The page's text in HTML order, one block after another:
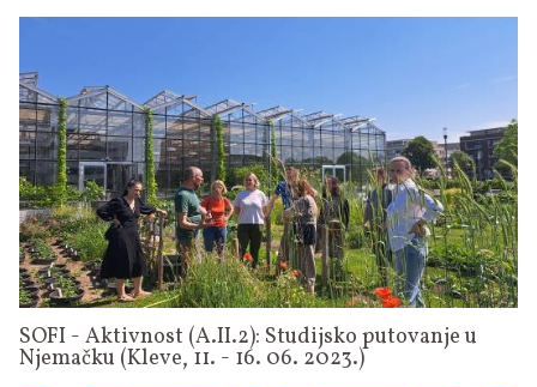
SOFI - Aktivnost (A.II.2): Studijsko putovanje u
Njemačku (Kleve, 11. - 16. 06. 2023.)